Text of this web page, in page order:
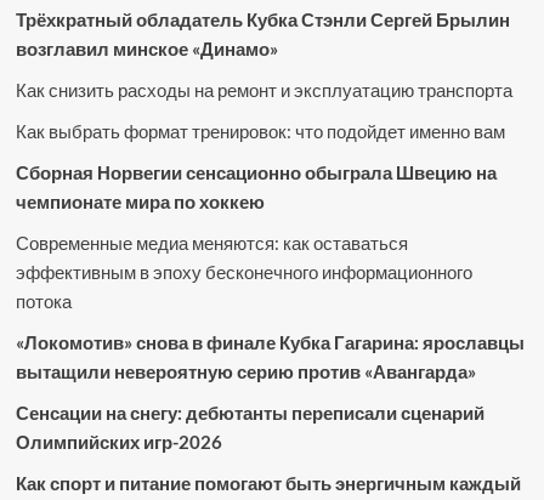
Трёхкратный обладатель Кубка Стэнли Сергей Брылин
возглавил минское «Динамо»
Как снизить расходы на ремонт и эксплуатацию транспорта
Как выбрать формат тренировок: что подойдет именно вам
Сборная Норвегии сенсационно обыграла Швецию на
чемпионате мира по хоккею
Современные медиа меняются: как оставаться
эффективным в эпоху бесконечного информационного
потока
«Локомотив» снова в финале Кубка Гагарина: ярославцы
вытащили невероятную серию против «Авангарда»
Сенсации на снегу: дебютанты переписали сценарий
Олимпийских игр-2026
Как спорт и питание помогают быть энергичным каждый